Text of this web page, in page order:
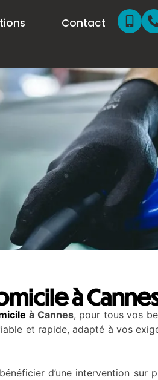
Contact
à
à Cannes, pour tous vos
et rapide, adapté à vos
d’une intervention sur